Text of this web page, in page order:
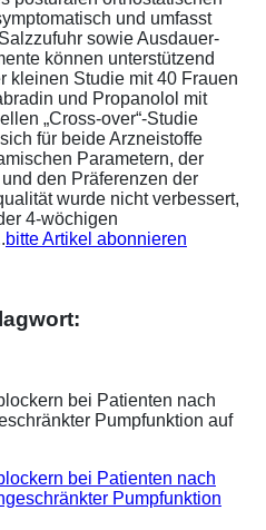
und umfasst
sowie Ausdauer-
können unterstützend
kleinen Studie mit 40 Frauen
und Propanolol mit
„Cross-over“-Studie
für beide Arzneistoffe
Parametern, der
den Präferenzen der
wurde nicht verbessert,
4-wöchigen
bitte Artikel abonnieren
bei Patienten nach
Pumpfunktion